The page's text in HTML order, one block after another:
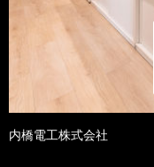
内橋電工株式会社